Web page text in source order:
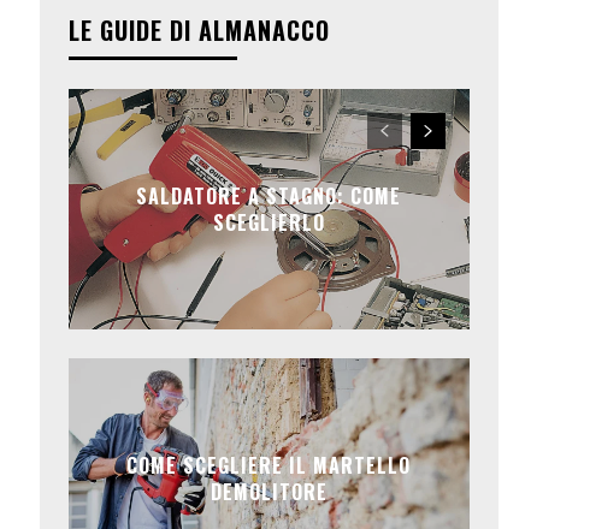
LE GUIDE DI ALMANACCO
SALDATORE A STAGNO: COME
SCEGLIERLO
COME SCEGLIERE IL MARTELLO
DEMOLITORE